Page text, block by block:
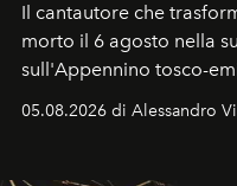
Il cantautore che
morto il 6 agosto nella
sull'Appennino tosco-
05.08.2026 di Alessandro